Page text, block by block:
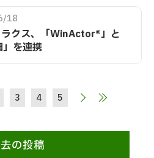
18
クス、「WinActor®」と
」を連携
3 4 5
の投稿